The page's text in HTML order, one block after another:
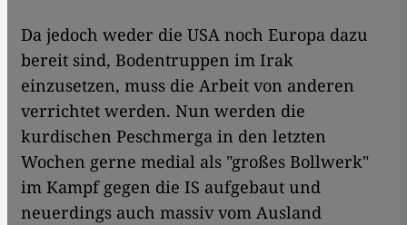
Da jedoch weder die USA noch Europa dazu
bereit sind, Bodentruppen im Irak
einzusetzen, muss die Arbeit von anderen
verrichtet werden. Nun werden die
kurdischen Peschmerga in den letzten
Wochen gerne medial als "großes Bollwerk"
im Kampf gegen die IS aufgebaut und
neuerdings auch massiv vom Ausland